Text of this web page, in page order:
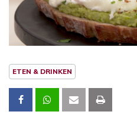
ETEN & DRINKEN